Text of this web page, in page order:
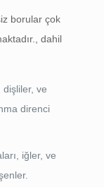
borular çok
dahil
dişliler, ve
direnci
iğler, ve